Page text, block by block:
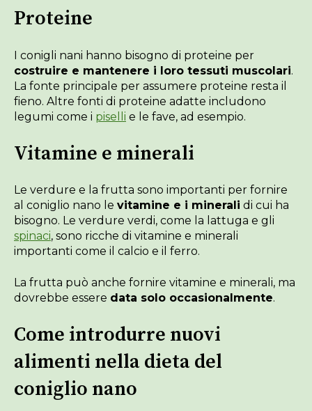
Proteine
I conigli nani hanno bisogno di proteine per
costruire e mantenere i loro tessuti muscolari.
La fonte principale per assumere proteine resta il
fieno. Altre fonti di proteine adatte includono
legumi come i piselli e le fave, ad esempio.
Vitamine e minerali
Le verdure e la frutta sono importanti per fornire
al coniglio nano le vitamine e i minerali di cui ha
bisogno. Le verdure verdi, come la lattuga e gli
spinaci, sono ricche di vitamine e minerali
importanti come il calcio e il ferro.
La frutta può anche fornire vitamine e minerali, ma
dovrebbe essere data solo occasionalmente.
Come introdurre nuovi
alimenti nella dieta del
coniglio nano